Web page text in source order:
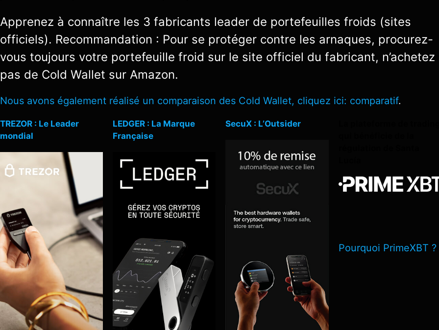
Apprenez à connaître les 3 fabricants leader de portefeuilles froids (sites
officiels). Recommandation : Pour se protéger contre les arnaques, procurez-
vous toujours votre portefeuille froid sur le site officiel du fabricant, n’achetez
pas de Cold Wallet sur Amazon.
Nous avons également réalisé un comparaison des Cold Wallet, cliquez ici: comparatif.
TREZOR : Le Leader
mondial
LEDGER : La Marque
Française
SecuX : L’Outsider
Pourquoi PrimeXBT ?